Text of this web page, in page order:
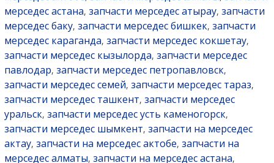
мерседес астана, запчасти мерседес атырау, запчасти
мерседес баку, запчасти мерседес бишкек, запчасти
мерседес караганда, запчасти мерседес кокшетау,
запчасти мерседес кызылорда, запчасти мерседес
павлодар, запчасти мерседес петропавловск,
запчасти мерседес семей, запчасти мерседес тараз,
запчасти мерседес ташкент, запчасти мерседес
уральск, запчасти мерседес усть каменогорск,
запчасти мерседес шымкент, запчасти на мерседес
актау, запчасти на мерседес актобе, запчасти на
мерседес алматы, запчасти на мерседес астана,